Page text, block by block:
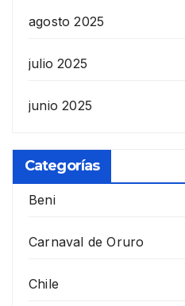
agosto 2025
julio 2025
junio 2025
Categorías
Beni
Carnaval de Oruro
Chile